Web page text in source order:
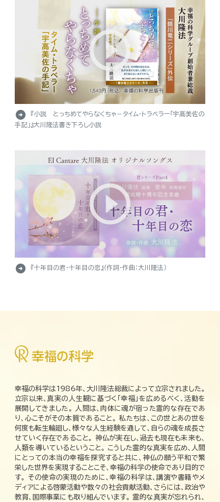
arrow_circle_right
『小説 とっちめてやらなくちゃ－タイム・トラベラー「宇高美佐の
手記」』大川隆法書き下ろし小説
arrow_circle_right 『十年目の君・十年目の恋』（作詞・作曲：大川隆法）
幸福の科学は1986年、大川隆法総裁によって立宗されました。
立宗以来、真実の人生観に基づく「幸福」を広めるべく、活動を
展開してきました。 人間は、肉体に魂が宿った霊的な存在であ
り、心こそがその本質であること。 私たちは、この世とあの世を
何度も転生輪廻し、様々な人生経験を通して、自らの魂を成長さ
せていく存在であること。 神仏が実在し、過去も現在も未来も、
人類を導いているということ。 こうした霊的な真実を広め、人間
にとっての本当の幸福を探究すると共に、神仏の願う平和で繁
栄した世界を実現することこそ、幸福の科学の使命であり目的で
す。 その使命の実現のために、幸福の科学は、講演や書籍やメ
ディアによる啓蒙活動や数々の社会貢献活動、さらには、政治や
教育、国際事業にも取り組んでいます。 霊的な真実が忘れられ、